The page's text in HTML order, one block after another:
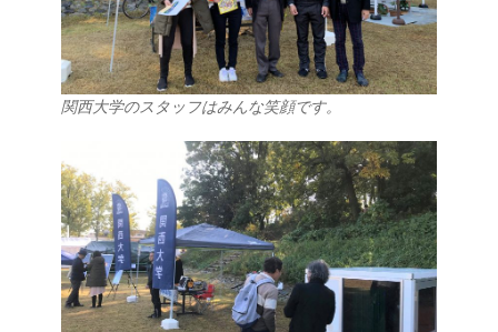
関西大学のスタッフはみんな笑顔です。